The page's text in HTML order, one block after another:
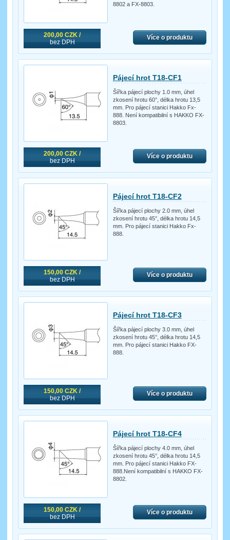
200,00 CZK /
bez DPH
8802 a FX-8803.
Více o produktu
200,00 CZK /
bez DPH
Pájecí hrot T18-CF1
Šířka pájecí plochy 1.0 mm, úhel
zkosení hrotu 60°, délka hrotu 13,5
mm. Pro pájecí stanici Hakko Fx-
888. Není kompatibilní s HAKKO FX-
8803.
Více o produktu
150,00 CZK /
bez DPH
Pájecí hrot T18-CF2
Šířka pájecí plochy 2.0 mm, úhel
zkosení hrotu 45°, délka hrotu 14,5
mm. Pro pájecí stanici Hakko Fx-
888.
Více o produktu
150,00 CZK /
bez DPH
Pájecí hrot T18-CF3
Šířka pájecí plochy 3.0 mm, úhel
zkosení hrotu 45°, délka hrotu 14,5
mm. Pro pájecí stanici Hakko FX-
888.
Více o produktu
150,00 CZK /
bez DPH
Pájecí hrot T18-CF4
Šířka pájecí plochy 4.0 mm, úhel
zkosení hrotu 45°, délka hrotu 14,5
mm. Pro pájecí stanici Hakko FX-
888.Není kompatibilní s HAKKO FX-
8802.
Více o produktu